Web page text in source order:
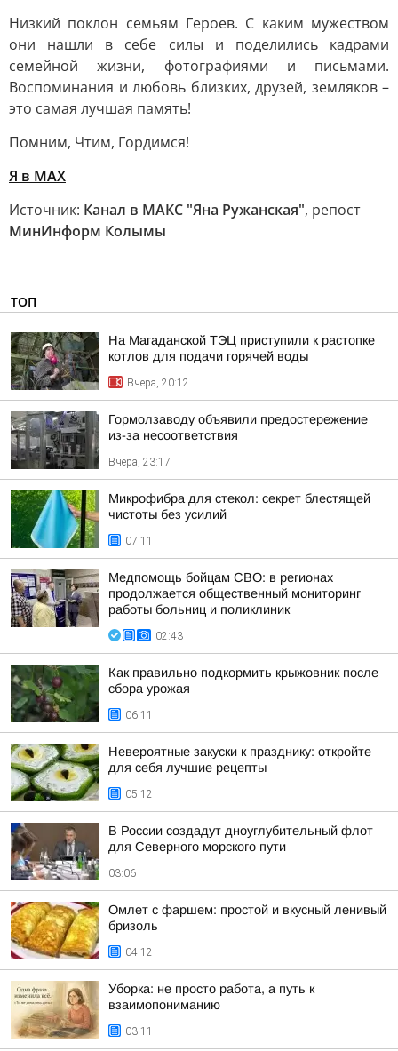
Низкий поклон семьям Героев. С каким мужеством
они нашли в себе силы и поделились кадрами
семейной жизни, фотографиями и письмами.
Воспоминания и любовь близких, друзей, земляков –
это самая лучшая память!
Помним, Чтим, Гордимся!
Я в МАХ
Источник: Канал в МАКС "Яна Ружанская", репост
МинИнформ Колымы
ТОП
На Магаданской ТЭЦ приступили к растопке
котлов для подачи горячей воды
Вчера, 20:12
Гормолзаводу объявили предостережение
из-за несоответствия
Вчера, 23:17
Микрофибра для стекол: секрет блестящей
чистоты без усилий
07:11
Медпомощь бойцам СВО: в регионах
продолжается общественный мониторинг
работы больниц и поликлиник
02:43
Как правильно подкормить крыжовник после
сбора урожая
06:11
Невероятные закуски к празднику: откройте
для себя лучшие рецепты
05:12
В России создадут дноуглубительный флот
для Северного морского пути
03:06
Омлет с фаршем: простой и вкусный ленивый
бризоль
04:12
Уборка: не просто работа, а путь к
взаимопониманию
03:11